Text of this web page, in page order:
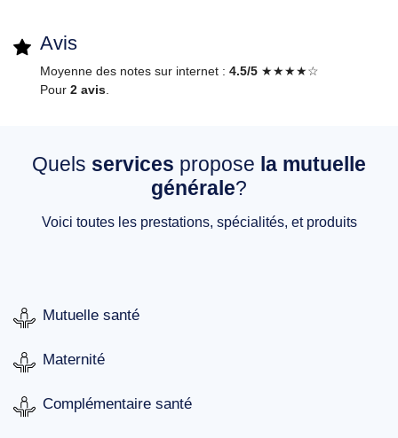
Avis
Moyenne des notes sur internet : 4.5/5 ★★★★☆
Pour 2 avis
Quels services propose la mutuelle
générale?
Voici toutes les prestations, spécialités, et produits
Mutuelle santé
Maternité
Complémentaire santé